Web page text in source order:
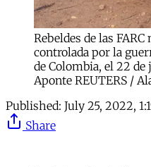
Rebeldes de las
controlada por la
de Colombia, el 22
Aponte REUTERS /
Published: July 25, 2022,
Share